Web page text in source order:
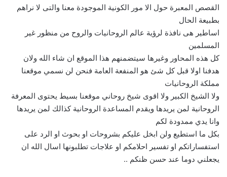
القصص المعبرة حول الا مور الكونية الموجودة معنا والتى لا نراهم
بطبيعة الحال
اساطير هى نافذة لرؤية عالم الروحانيات والروح من منظور غير
المسلمين
كل هذه المحاور وغيرها سيتضمنهم هذا الموقع ان شاء الله ولان
هدفنا اولا قبل كل شئ هو المنفعة العامة فنحن لن نسمي موقعنا
مملكة الروحانيات
ولا الشيخ الكبير ولا اقوى شيخ روحاني موقعنا بسيط يحتوى المعرفة
الروحانية لمن يريدها ويقدم المساعدة الروحانية كذالك لمن يريدها
وانا يدي ممدودة لكم
بكل ما استطيع ولن ابخل عليكم بشروحات او بحوث او الرد على
استفساراتكم او تفسير احلامكم او علاجات تطلبونها اسال الله ان
يجعلني دوما عند حسن ظنكم ..